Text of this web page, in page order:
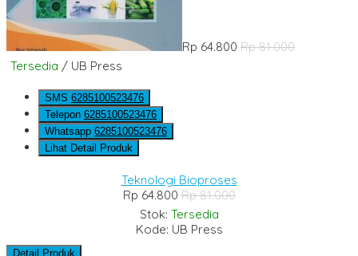
Rp 64.800 Rp 81.000
Tersedia / UB Press
SMS 6285100523476
Telepon 6285100523476
Whatsapp 6285100523476
Lihat Detail Produk
Teknologi Bioproses
Rp 64.800Rp 81.000
Stok: Tersedia
Kode: UB Press
Detail Produk